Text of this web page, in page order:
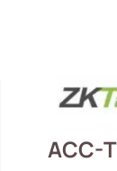
ACC-